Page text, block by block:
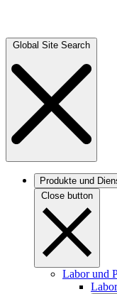
Global Site Search
Produkte und
Close button
Labor und